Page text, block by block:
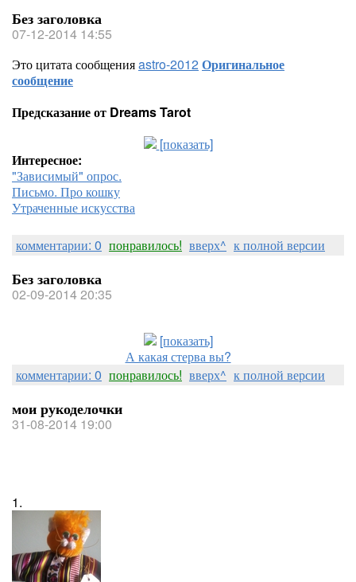
Без заголовка
07-12-2014 14:55
Это цитата сообщенияastro-2012Оригинальное
сообщение
Предсказание от Dreams Tarot
[показать]
Интересное:
"Зависимый" опрос.
Письмо. Про кошку
Утраченные искусства
комментарии: 0 понравилось! вверх^ к полной версии
Без заголовка
02-09-2014 20:35
[показать]
А какая стерва вы?
комментарии: 0 понравилось! вверх^ к полной версии
мои рукоделочки
31-08-2014 19:00
1.